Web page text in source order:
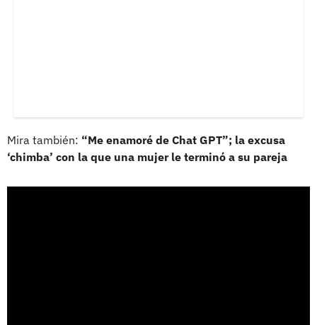
Mira también: “Me enamoré de Chat GPT”; la excusa
‘chimba’ con la que una mujer le terminó a su pareja